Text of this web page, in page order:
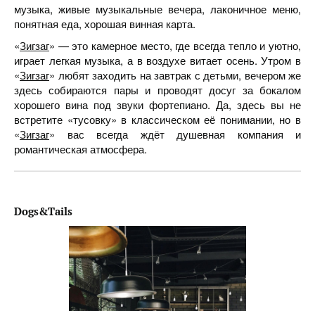
музыка, живые музыкальные вечера, лаконичное меню,
понятная еда, хорошая винная карта.
«Зигзаг» — это камерное место, где всегда тепло и уютно,
играет легкая музыка, а в воздухе витает осень. Утром в
«Зигзаг» любят заходить на завтрак с детьми, вечером же
здесь собираются пары и проводят досуг за бокалом
хорошего вина под звуки фортепиано. Да, здесь вы не
встретите «тусовку» в классическом её понимании, но в
«Зигзаг» вас всегда ждёт душевная компания и
романтическая атмосфера.
Dogs&Tails